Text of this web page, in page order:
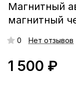
Магнитный
магнитный
0 Нет отзывов
1 500 ₽